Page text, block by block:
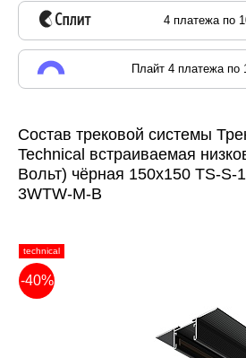
4 платежа по
Плайт 4 платежа по
Состав трековой системы
Technical встраиваемая
Вольт) чёрная 150x150 TS-S-
3WTW-M-B
technical
-40%